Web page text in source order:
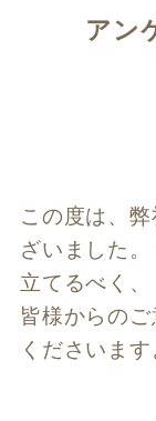
アン
この度は、
ざいました
立てるべく、
皆様からの
くださいま